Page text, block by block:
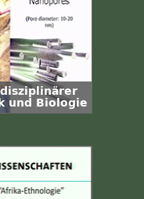
und Biologie